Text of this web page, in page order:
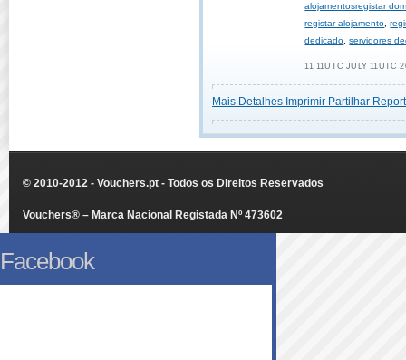
alojamentosregistar
registar alojamento ,
dedicado ,servidores
11 11UTC JULY 11UTC
Mais Detalhes Imprimir Partilhar
© 2010-2012 - Vouchers.pt - Todos os Direitos Reservados
Vouchers® – Marca Nacional Registada Nº 473602
Facebook